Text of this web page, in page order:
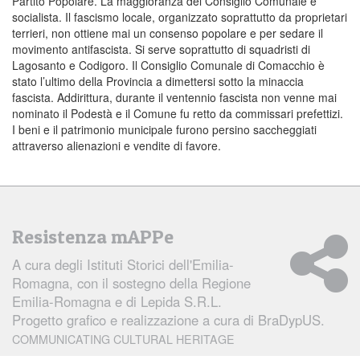
socialista. Il fascismo locale, organizzato soprattutto da proprietari
terrieri, non ottiene mai un consenso popolare e per sedare il
movimento antifascista. Si serve soprattutto di squadristi di
Lagosanto e Codigoro. Il Consiglio Comunale di Comacchio è
stato l’ultimo della Provincia a dimettersi sotto la minaccia
fascista. Addirittura, durante il ventennio fascista non venne mai
nominato il Podestà e il Comune fu retto da commissari prefettizi.
I beni e il patrimonio municipale furono persino saccheggiati
attraverso alienazioni e vendite di favore.
Resistenza mAPPe
A cura degli Istituti Storici dell'Emilia-
Romagna, con il sostegno della Regione
Emilia-Romagna e di Lepida S.R.L.
Progetto grafico e realizzazione a cura di BraDypUS.
COMMUNICATING CULTURAL HERITAGE